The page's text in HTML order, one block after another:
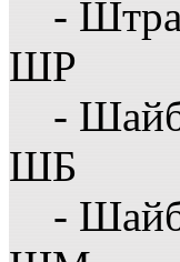
-
ШР
-
ШБ
-